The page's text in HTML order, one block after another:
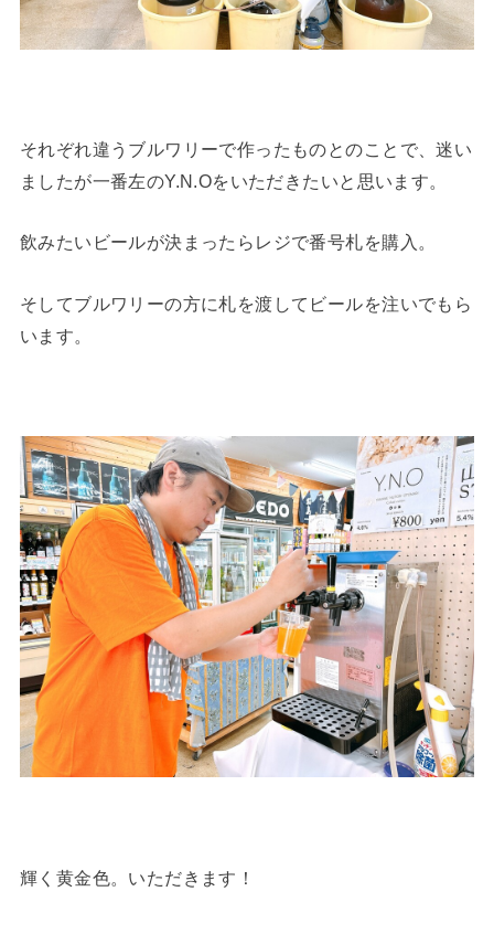
それぞれ違うブルワリーで作ったものとのことで、迷い
ましたが一番左のY.N.Oをいただきたいと思います。
飲みたいビールが決まったらレジで番号札を購入。
そしてブルワリーの方に札を渡してビールを注いでもら
います。
輝く黄金色。いただきます！